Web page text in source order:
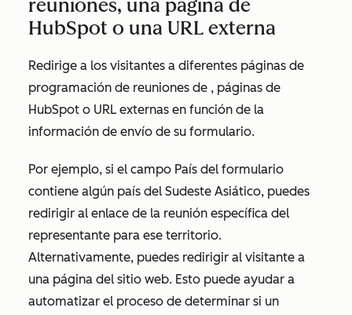
reuniones, una página de
HubSpot o una URL externa
Redirige a los visitantes a diferentes páginas de
programación de reuniones de , páginas de
HubSpot o URL externas en función de la
información de envío de su formulario.
Por ejemplo, si el campo País del formulario
contiene algún país del Sudeste Asiático, puedes
redirigir al enlace de la reunión específica del
representante para ese territorio.
Alternativamente, puedes redirigir al visitante a
una página del sitio web. Esto puede ayudar a
automatizar el proceso de determinar si un